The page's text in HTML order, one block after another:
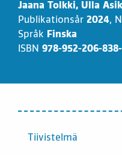
Jaana Tolkki, Ulla
Publikationsår 2024,
Språk Finska
ISBN 978-952-206-
INNEHÅLL
Tiivistelmä